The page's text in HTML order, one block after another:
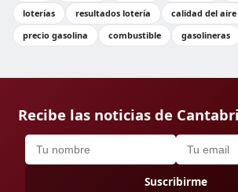
loterías
resultados lotería calidad del aire
precio gasolina
combustible gasolineras
Recibe las noticias de
Suscribirme